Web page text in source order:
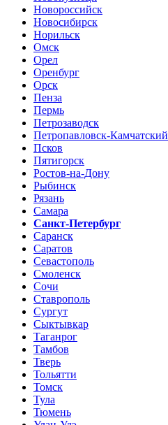
Новороссийск
Новосибирск
Норильск
Омск
Орел
Оренбург
Орск
Пенза
Пермь
Петрозаводск
Петропавловск-Камчатский
Псков
Пятигорск
Ростов-на-Дону
Рыбинск
Рязань
Самара
Санкт-Петербург
Саранск
Саратов
Севастополь
Смоленск
Сочи
Ставрополь
Сургут
Сыктывкар
Таганрог
Тамбов
Тверь
Тольятти
Томск
Тула
Тюмень